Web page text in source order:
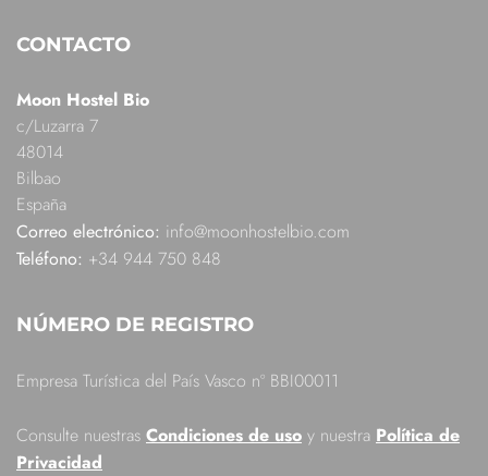
CONTACTO
Moon Hostel Bio
c/Luzarra 7
48014
Bilbao
España
Correo electrónico: info@moonhostelbio.com
Teléfono: +34 944 750 848
NÚMERO DE REGISTRO
Empresa Turística del País Vasco nº BBI00011
Consulte nuestras Condiciones de uso y nuestra Política de
Privacidad